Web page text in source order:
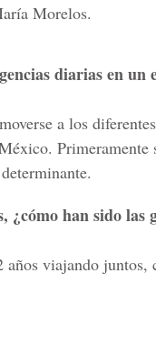
Morelos.
diarias en
a los
Primeramente
¿cómo han sido
años viajando